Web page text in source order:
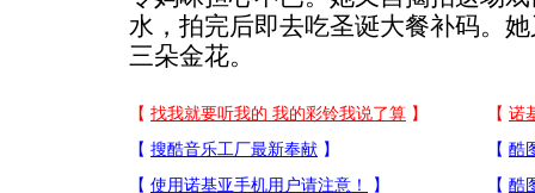
水，拍完后即去吃圣诞大餐补码。
三朵金花。